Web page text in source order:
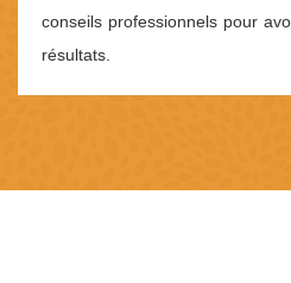
conseils professionnels pour
résultats.